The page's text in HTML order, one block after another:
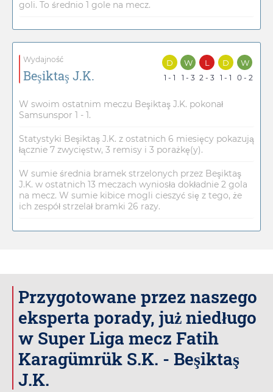
goli. To średnio 1 gole na mecz.
Wydajność
Beşiktaş J.K.
D
1 - 1
W
1 - 3
L
2 - 3
D
1 - 1
W
0 - 2
W swoim ostatnim meczu Beşiktaş J.K. pokonał
Samsunspor 1 - 1.
Statystyki Beşiktaş J.K. z ostatnich 6 miesięcy pokazują
łącznie 7 zwycięstw, 3 remisy i 3 porażkę(y).
W sumie średnia bramek strzelonych przez Beşiktaş
J.K. w ostatnich 13 meczach wyniosła dokładnie 2 gola
na mecz. W sumie kibice mogli cieszyć się z tego, że
ich zespół strzelał bramki 26 razy.
Przygotowane przez naszego
eksperta porady, już niedługo
w Super Liga mecz Fatih
Karagümrük S.K. - Beşiktaş
J.K.